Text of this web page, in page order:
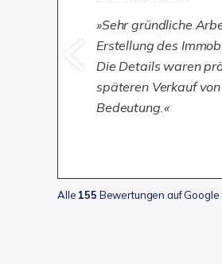
Sehr gründliche
Erstellung des
Die Details waren
späteren Verkauf
Bedeutung.
Alle 155 Bewertungen auf